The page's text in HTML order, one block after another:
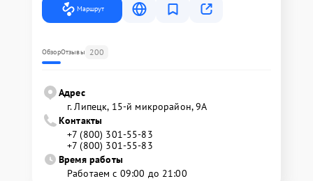
Маршрут
ОбзорОтзывы 200
Адрес
г. Липецк, 15-й микрорайон, 9А
Контакты
+7 (800) 301-55-83
+7 (800) 301-55-83
Время работы
Работаем с 09:00 до 21:00